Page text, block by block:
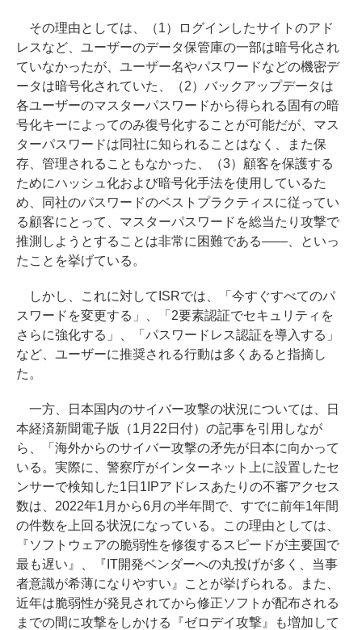
その理由としては、（1）ログインしたサイトのアド
レスなど、ユーザーのデータ保管庫の一部は暗号化され
ていなかったが、ユーザー名やパスワードなどの機密デ
ータは暗号化されていた、（2）バックアップデータは
各ユーザーのマスターパスワードから得られる固有の暗
号化キーによってのみ復号化することが可能だが、マス
ターパスワードは同社に知られることはなく、また保
存、管理されることもなかった、（3）顧客を保護する
ためにハッシュ化および暗号化手法を使用しているた
め、同社のパスワードのベストプラクティスに従ってい
る顧客にとって、マスターパスワードを総当たり攻撃で
推測しようとすることは非常に困難である――、といっ
たことを挙げている。
しかし、これに対してISRでは、「今すぐすべてのパ
スワードを変更する」、「2要素認証でセキュリティを
さらに強化する」、「パスワードレス認証を導入する」
など、ユーザーに推奨される行動は多くあると指摘し
た。
一方、日本国内のサイバー攻撃の状況については、日
本経済新聞電子版（1月22日付）の記事を引用しなが
ら、「海外からのサイバー攻撃の矛先が日本に向かって
いる。実際に、警察庁がインターネット上に設置したセ
ンサーで検知した1日1IPアドレスあたりの不審アクセス
数は、2022年1月から6月の半年間で、すでに前年1年間
の件数を上回る状況になっている。この理由としては、
『ソフトウェアの脆弱性を修復するスピードが主要国で
最も遅い』、『IT開発ベンダーへの丸投げが多く、当事
者意識が希薄になりやすい』ことが挙げられる。また、
近年は脆弱性が発見されてから修正ソフトが配布される
までの間に攻撃をしかける『ゼロデイ攻撃』も増加して